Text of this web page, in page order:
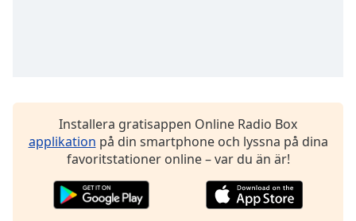
Installera gratisappen Online Radio Box
applikation på din smartphone och lyssna på dina
favoritstationer online – var du än är!